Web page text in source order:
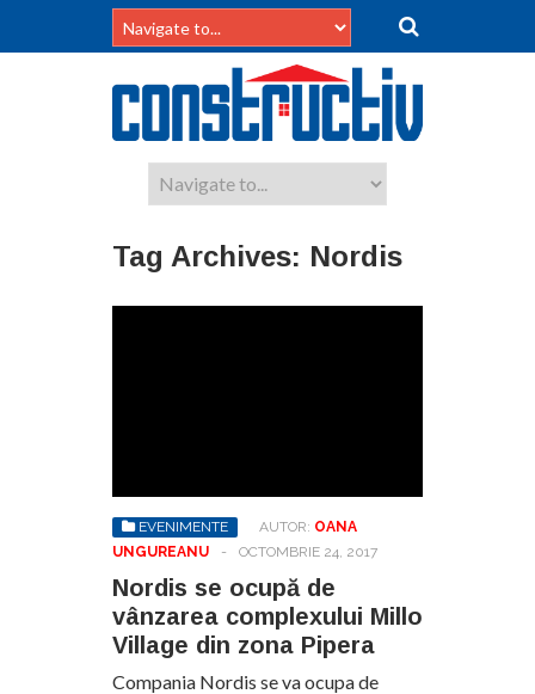
Tag Archives: Nordis
EVENIMENTE AUTOR: OANA
UNGUREANU
- OCTOMBRIE 24, 2017
Nordis se ocupă de
vânzarea complexului Millo
Village din zona Pipera
Compania Nordis se va ocupa de